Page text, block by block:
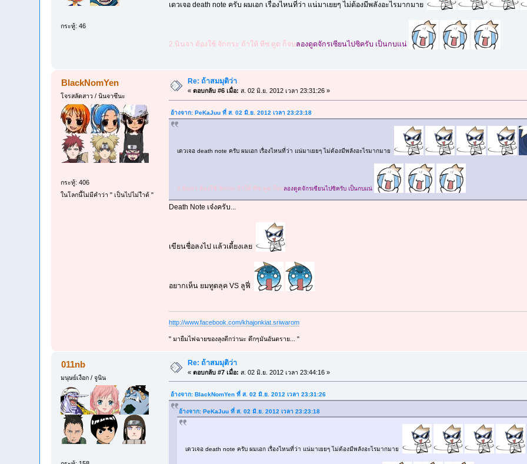
กระทู้: 46
เดวเจอ death note ครับ ผมเอก เรื่องไหนที่ว่า แน่มาเยยๆ ไม่ต้องมีพลังอะไรมากมาย
2.นินจา ต้องใช้ จักกระ ถ้าให้ ทีช ดูด ก็จบลองดูดจักรเซียนไปซิครับ เป็นกบแน่
BlackNomYen
โจรสลัดสาว / นินจาซึนะ
กระทู้: 406
ในโลกนี้ไม่มีคำว่า " เป็นไปไม่ไำด้ "
Re: ถ้าสมมุติว่า
«ตอบกลับ #6 เมื่อ: ส. 02 มิ.ย. 2012 เวลา 23:31:26 »
อ้างจาก: PeKaJuu ที่ ส. 02 มิ.ย. 2012 เวลา 23:23:18
เดวเจอ death note ครับ ผมเอก เรื่องไหนที่ว่า แน่มาเยยๆ ไม่ต้องมีพลังอะไรมากมาย
2.นินจา ต้องใช้ จักกระ ถ้าให้ ทีช ดูด ก็จบลองดูดจักรเซียนไปซิครับ เป็นกบแน่
Death Note เจ๋งครับ...
เขียนชื่อลงไป เเล้วเดี้ยงเลย
อยากเห็น ยมทูตลุค VS ลูฟี่
http://www.facebook.com/khajonkiat.sriwarom
" มายืมไฟฉายของลุงดีกว่านะ ดึกๆมันอันตราย... "
011nb
มนุษย์เงือก / จูนิน
Re: ถ้าสมมุติว่า
«ตอบกลับ #7 เมื่อ: ส. 02 มิ.ย. 2012 เวลา 23:44:16 »
อ้างจาก: BlackNomYen ที่ ส. 02 มิ.ย. 2012 เวลา 23:31:26
อ้างจาก: PeKaJuu ที่ ส. 02 มิ.ย. 2012 เวลา 23:23:18
เดวเจอ death note ครับ ผมเอก เรื่องไหนที่ว่า แน่มาเยยๆ ไม่ต้องมีพลังอะไรมากมาย